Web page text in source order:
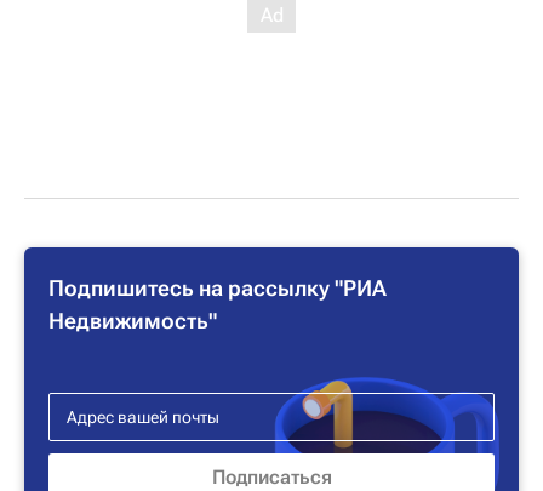
Подпишитесь на рассылку "РИА
Недвижимость"